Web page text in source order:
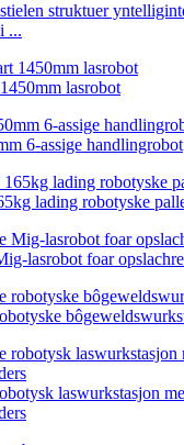
struktuer
...
lasrobot
6-assige handlingrobot
lading robotyske
lasrobot foar
laswurkstasjon